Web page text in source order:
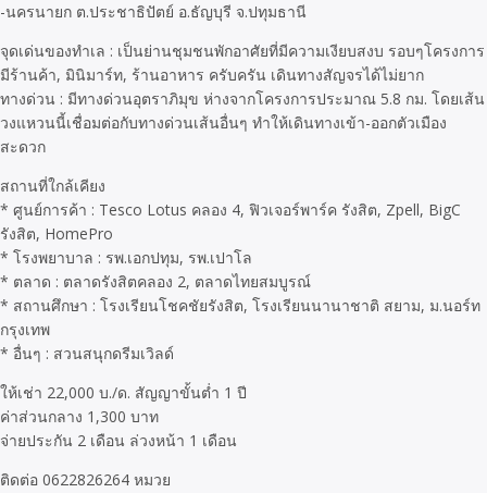
-นครนายก ต.ประชาธิปัตย์ อ.ธัญบุรี จ.ปทุมธานี
จุดเด่นของทำเล : เป็นย่านชุมชนพักอาศัยที่มีความเงียบสงบ รอบๆโครงการ
มีร้านค้า, มินิมาร์ท, ร้านอาหาร ครับครัน เดินทางสัญจรได้ไม่ยาก
ทางด่วน : มีทางด่วนอุตราภิมุข ห่างจากโครงการประมาณ 5.8 กม. โดยเส้น
วงแหวนนี้เชื่อมต่อกับทางด่วนเส้นอื่นๆ ทำให้เดินทางเข้า-ออกตัวเมือง
สะดวก
สถานที่ใกล้เคียง
* ศูนย์การค้า : Tesco Lotus คลอง 4, ฟิวเจอร์พาร์ค รังสิต, Zpell, BigC
รังสิต, HomePro
* โรงพยาบาล : รพ.เอกปทุม, รพ.เปาโล
* ตลาด : ตลาดรังสิตคลอง 2, ตลาดไทยสมบูรณ์
* สถานศึกษา : โรงเรียนโชคชัยรังสิต, โรงเรียนนานาชาติ สยาม, ม.นอร์ท
กรุงเทพ
* อื่นๆ : สวนสนุกดรีมเวิลด์
ให้เช่า 22,000 บ./ด. สัญญาขั้นต่ำ 1 ปี
ค่าส่วนกลาง 1,300 บาท
จ่ายประกัน 2 เดือน ล่วงหน้า 1 เดือน
ติดต่อ 0622826264 หมวย